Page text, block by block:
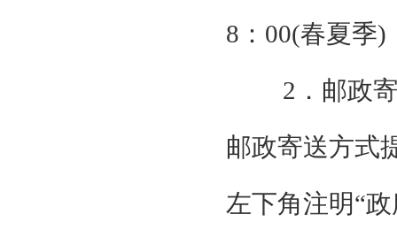
8：00(春夏季)
2．邮政
邮政寄送方式
左下角注明“